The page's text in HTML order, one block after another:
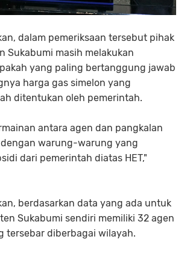
dalam pemeriksaan tersebut pihak
Sukabumi masih melakukan
yang paling bertanggung jawab
harga gas simelon yang
ditentukan oleh pemerintah.
antara agen dan pangkalan
warung-warung yang
dari pemerintah diatas HET,"
berdasarkan data yang ada untuk
Sukabumi sendiri memiliki 32 agen
tersebar diberbagai wilayah.